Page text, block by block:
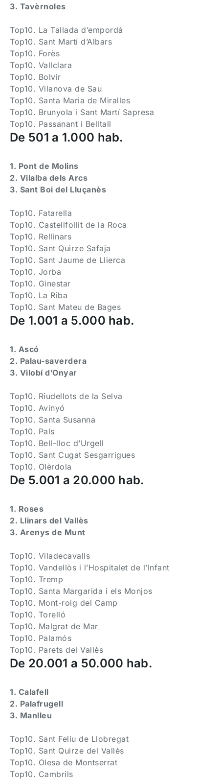
3. Tavèrnoles
Top10. La Tallada d’empordà
Top10. Sant Martí d’Albars
Top10. Forès
Top10. Vallclara
Top10. Bolvir
Top10. Vilanova de Sau
Top10. Santa Maria de Miralles
Top10. Brunyola i Sant Martí Sapresa
Top10. Passanant i Belltall
De 501 a 1.000 hab.
1. Pont de Molins
2. Vilalba dels Arcs
3. Sant Boi del Lluçanès
Top10. Fatarella
Top10. Castellfollit de la Roca
Top10. Rellinars
Top10. Sant Quirze Safaja
Top10. Sant Jaume de Llierca
Top10. Jorba
Top10. Ginestar
Top10. La Riba
Top10. Sant Mateu de Bages
De 1.001 a 5.000 hab.
1. Ascó
2. Palau-saverdera
3. Vilobí d’Onyar
Top10. Riudellots de la Selva
Top10. Avinyó
Top10. Santa Susanna
Top10. Pals
Top10. Bell-lloc d’Urgell
Top10. Sant Cugat Sesgarrigues
Top10. Olèrdola
De 5.001 a 20.000 hab.
1. Roses
2. Llinars del Vallès
3. Arenys de Munt
Top10. Viladecavalls
Top10. Vandellòs i l’Hospitalet de l’Infant
Top10. Tremp
Top10. Santa Margarida i els Monjos
Top10. Mont-roig del Camp
Top10. Torelló
Top10. Malgrat de Mar
Top10. Palamós
Top10. Parets del Vallès
De 20.001 a 50.000 hab.
1. Calafell
2. Palafrugell
3. Manlleu
Top10. Sant Feliu de Llobregat
Top10. Sant Quirze del Vallès
Top10. Olesa de Montserrat
Top10. Cambrils